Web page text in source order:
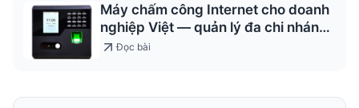
Máy chấm công Internet cho doanh
nghiệp Việt — quản lý đa chi nhánh
2026
Đọc bài